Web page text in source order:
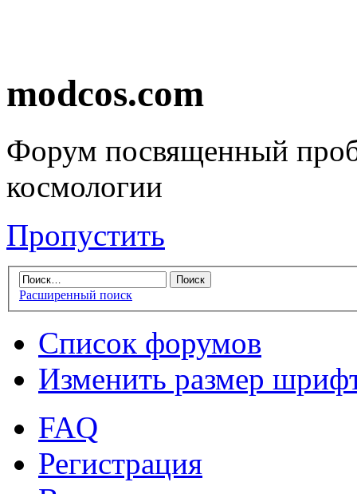
modcos.com
Форум посвященный
космологии
Пропустить
Расширенный поиск
Список форумов
Изменить размер
FAQ
Регистрация